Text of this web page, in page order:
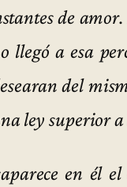
de
llegó a esa
del
ley superior
en él